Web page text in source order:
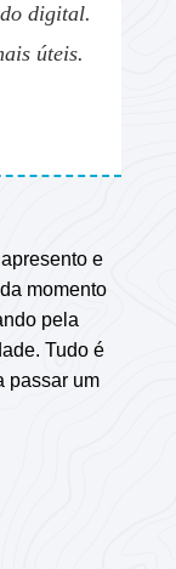
digital.
úteis.
e
momento
pela
Tudo é
passar um